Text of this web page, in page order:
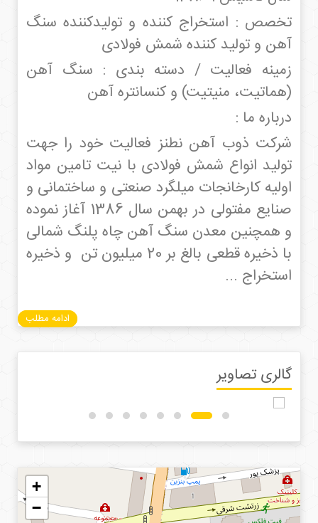
تخصص : استخراج کننده و تولیدکننده سنگ
آهن و تولید کننده شمش فولادی
زمینه فعالیت / دسته بندی : سنگ آهن
(هماتیت، منیتیت) و کنسانتره آهن
درباره ما :
شرکت ذوب آهن نطنز فعالیت خود را جهت
تولید انواع شمش فولادی با نیت تامین مواد
اولیه کارخانجات میلگرد صنعتی و ساختمانی و
صنایع مفتولی در بهمن سال 1386 آغاز نموده
و همچنین معدن سنگ آهن چاه پلنگ شمالی
با ذخیره قطعی بالغ بر 20 میلیون تن و ذخیره
استخراج ...
ادامه مطلب
گالری تصاویر
+
−